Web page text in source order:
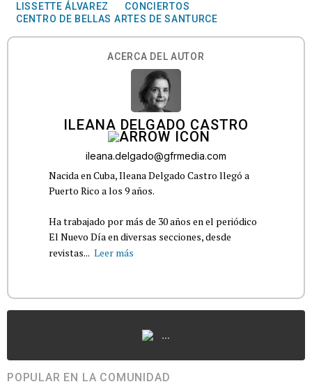
LISSETTE ÁLVAREZ
CONCIERTOS
CENTRO DE BELLAS ARTES DE SANTURCE
ACERCA DEL AUTOR
ILEANA DELGADO CASTRO
ileana.delgado@gfrmedia.com
Nacida en Cuba, Ileana Delgado Castro llegó a
Puerto Rico a los 9 años.
Ha trabajado por más de 30 años en el periódico
El Nuevo Día en diversas secciones, desde
revistas... Leer más
...
POPULAR EN LA COMUNIDAD